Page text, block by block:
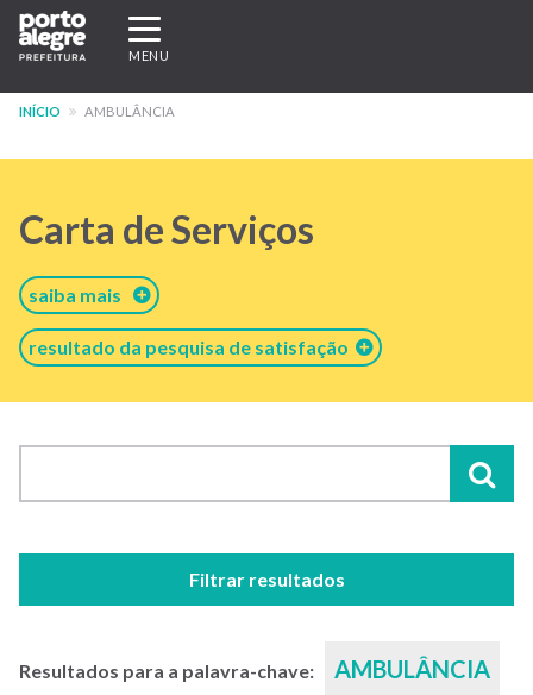
Pular
para
conteúdo
Expandir/recolher
navegação
MENU
INÍCIO AMBULÂNCIA
Carta de Serviços
saiba mais
resultado da pesquisa de satisfação
Filtrar resultados
Resultados para a palavra-chave: AMBULÂNCIA